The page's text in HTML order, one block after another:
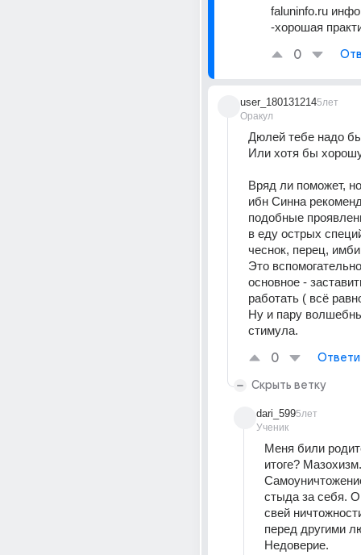
faluninfo.ru
-хорошая
0
user_180131214
Оракул
5лет
Дюлей тебе надо
Или хотя бы
Вряд ли поможет,
ибн Синна
подобные
в еду острых
чеснок, перец,
Это
основное -
работать ( всё
Ну и пару
стимула.
0
Скрыть ветку
dari_599
Ученик
5лет
Меня били
итоге? Мазохизм.
стыда за себя.
свей
перед другими
Недоверие.